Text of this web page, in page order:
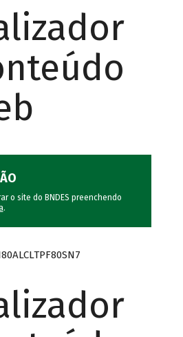
o site do BNDES preenchendo
.